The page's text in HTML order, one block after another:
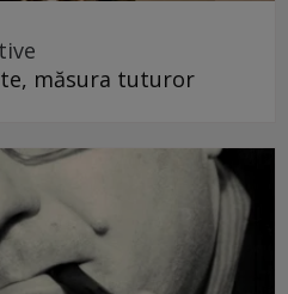
măsura tuturor